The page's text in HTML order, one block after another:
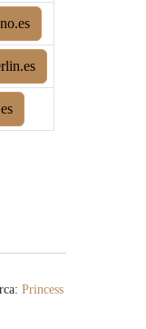
Princess